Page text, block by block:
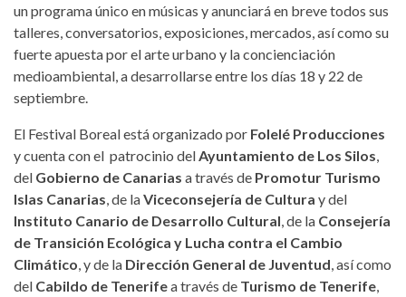
un programa único en músicas y anunciará en breve todos sus
talleres, conversatorios, exposiciones, mercados, así como su
fuerte apuesta por el arte urbano y la concienciación
medioambiental, a desarrollarse entre los días 18 y 22 de
septiembre.
El Festival Boreal está organizado por Folelé Producciones
y cuenta con el patrocinio delAyuntamiento de Los Silos,
del Gobierno de Canarias a través de Promotur Turismo
Islas Canarias, de laViceconsejería de Cultura y del
Instituto Canario de Desarrollo Cultural, de la Consejería
de Transición Ecológica y Lucha contra el Cambio
Climático, y de la Dirección General de Juventud, así como
del Cabildo de Tenerifea través de Turismo de Tenerife,